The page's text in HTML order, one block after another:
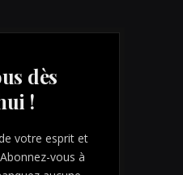
dès
!
votre esprit et
vous à